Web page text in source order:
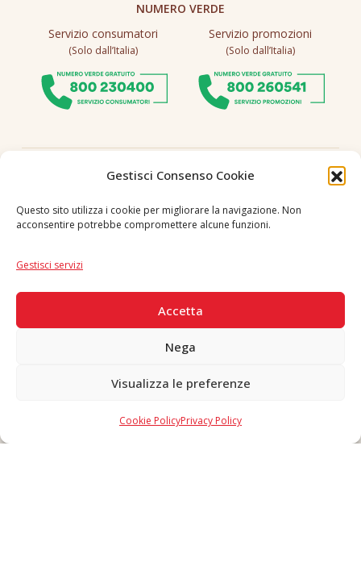
Gestisci Consenso Cookie
Questo sito utilizza i cookie per migliorare la navigazione. Non
acconsentire potrebbe compromettere alcune funzioni.
Gestisci servizi
Accetta
Nega
Visualizza le preferenze
Cookie PolicyPrivacy Policy
NUMERO VERDE
Servizio consumatori
(Solo dall’Italia)
Servizio promozioni
(Solo dall’Italia)
Seguici
Copyright © 2026 F. Divella S.p.A. - P.IVA 00257660720 - REA: 35658